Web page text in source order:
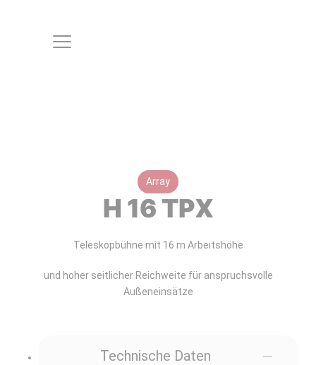
Array
H 16 TPX
Teleskopbühne mit 16 m Arbeitshöhe
und hoher seitlicher Reichweite für anspruchsvolle
Außeneinsätze
Technische Daten